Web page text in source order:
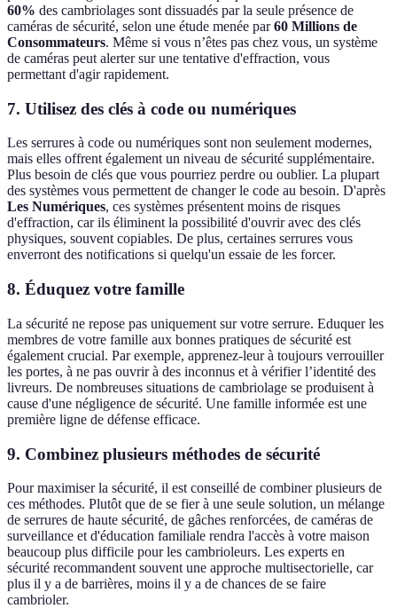
60% des cambriolages sont dissuadés par la seule présence de
caméras de sécurité, selon une étude menée par60 Millions de
Consommateurs. Même si vous n’êtes pas chez vous, un système
de caméras peut alerter sur une tentative d'effraction, vous
permettant d'agir rapidement.
7. Utilisez des clés à code ou numériques
Les serrures à code ou numériques sont non seulement modernes,
mais elles offrent également un niveau de sécurité supplémentaire.
Plus besoin de clés que vous pourriez perdre ou oublier. La plupart
des systèmes vous permettent de changer le code au besoin. D'après
Les Numériques, ces systèmes présentent moins de risques
d'effraction, car ils éliminent la possibilité d'ouvrir avec des clés
physiques, souvent copiables. De plus, certaines serrures vous
enverront des notifications si quelqu'un essaie de les forcer.
8. Éduquez votre famille
La sécurité ne repose pas uniquement sur votre serrure. Eduquer les
membres de votre famille aux bonnes pratiques de sécurité est
également crucial. Par exemple, apprenez-leur à toujours verrouiller
les portes, à ne pas ouvrir à des inconnus et à vérifier l’identité des
livreurs. De nombreuses situations de cambriolage se produisent à
cause d'une négligence de sécurité. Une famille informée est une
première ligne de défense efficace.
9. Combinez plusieurs méthodes de sécurité
Pour maximiser la sécurité, il est conseillé de combiner plusieurs de
ces méthodes. Plutôt que de se fier à une seule solution, un mélange
de serrures de haute sécurité, de gâches renforcées, de caméras de
surveillance et d'éducation familiale rendra l'accès à votre maison
beaucoup plus difficile pour les cambrioleurs. Les experts en
sécurité recommandent souvent une approche multisectorielle, car
plus il y a de barrières, moins il y a de chances de se faire
cambrioler.